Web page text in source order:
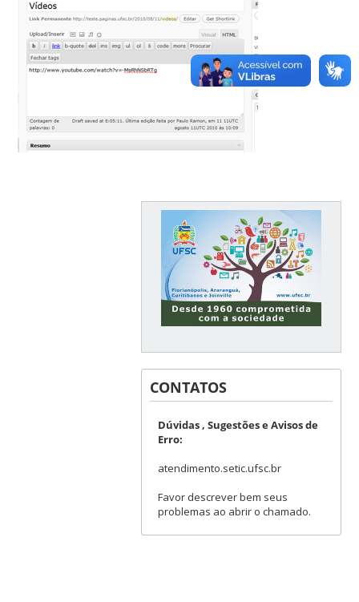
CONTATOS
Dúvidas , Sugestões e Avisos de
Erro:
atendimento.setic.ufsc.br
Favor descrever bem seus
problemas ao abrir o chamado.